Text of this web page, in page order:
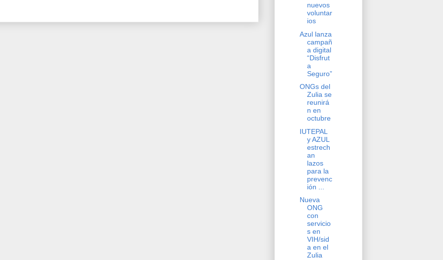
nuevos
voluntar
ios
Azul lanza
campañ
a digital
“Disfrut
a
Seguro”
ONGs del
Zulia se
reunirá
n en
octubre
IUTEPAL
y AZUL
estrech
an
lazos
para la
prevenc
ión ...
Nueva
ONG
con
servicio
s en
VIH/sid
a en el
Zulia